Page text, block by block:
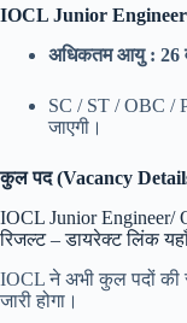
IOCL Junior
अधिकतम आयु : 26
SC / ST / OBC /
जाएगी।
कुल पद (Vacancy
IOCL Junior
रिजल्ट – डायरेक्ट लिंक
IOCL ने अभी कुल पदों की
जारी होगा।